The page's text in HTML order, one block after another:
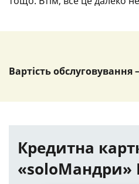
Вартість обслуговування
Кредитна